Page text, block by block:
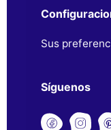
Sus
Síguenos